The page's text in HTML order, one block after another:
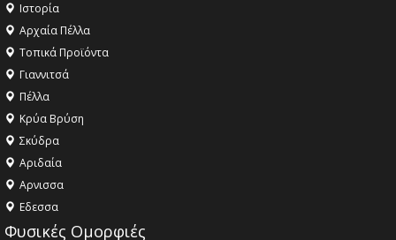
Ιστορία
Αρχαία Πέλλα
Τοπικά Προϊόντα
Γιαννιτσά
Πέλλα
Κρύα Βρύση
Σκύδρα
Αριδαία
Aρνισσα
Eδεσσα
Φυσικές Ομορφιές